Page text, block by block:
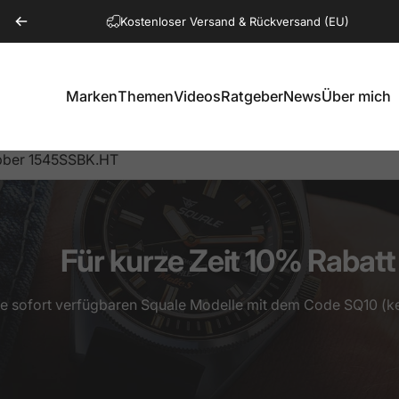
Kostenloser Versand & Rückversand (EU)
MarkenThemenVideosRatgeberNewsÜber mich
1545SSBK.HT
FürkurzeZeit10% Rabatt
sofort verfügbaren Squale Modelle mit dem Code SQ10